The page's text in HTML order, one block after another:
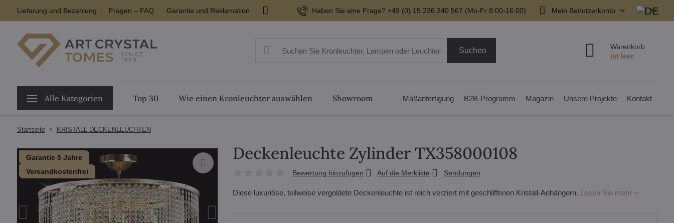
Lieferung und Bezahlung Fragen – FAQ Garantie und Reklamation Haben Sie eine Frage? +49 (0) 15 236 240 567 (Mo-Fr 8:00-16:00) Mein Benutzerkonto
Suchen Warenkorb
Alle Kategorien Top 30 Wie einen Kronleuchter auswählen Showroom Maßanfertigung B2B-Programm Magazin Unsere Projekte Kontakt
Startseite KRISTALL DECKENLEUCHTEN
Garantie 5 Jahre
Versandkostenfrei
Deckenleuchte Zylinder TX358000108
Bewertung hinzufügen Auf die Merkliste Sendungen
Diese luxuriöse, teilweise vergoldete Deckenleuchte ist reich verziert mit geschliffenen Kristall-Anhängern. Lesen Sie mehr